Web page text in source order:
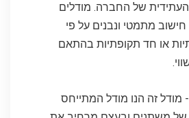
של החברה. מודלים
מתמטי ונבנים על פי
או חד תקופתיות בהתאם
מודל זה הנו מודל המתייחס